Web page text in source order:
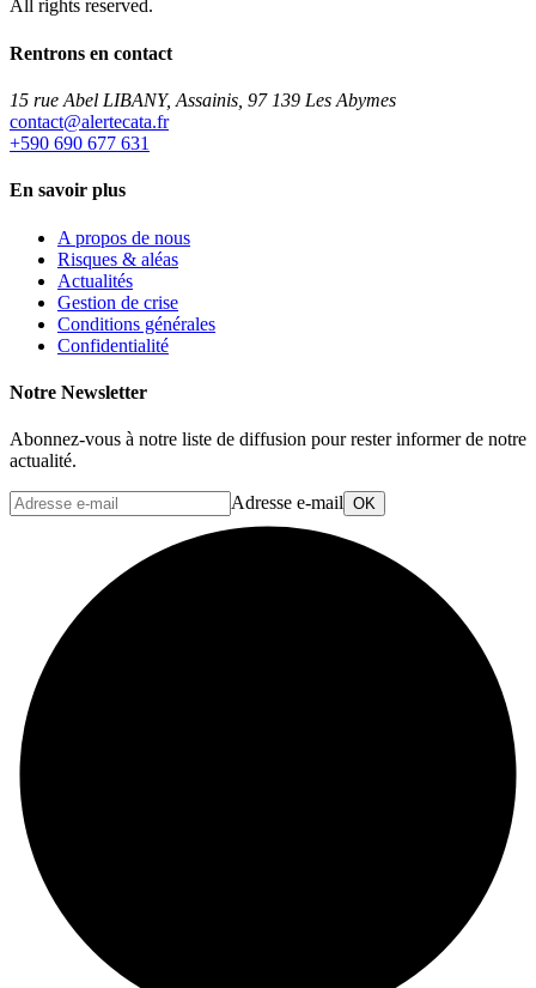
All rights reserved.
Rentrons en contact
15 rue Abel LIBANY, Assainis, 97 139 Les Abymes
rf.atacetrela@tcatnoc
+590 690 677 631
En savoir plus
A propos de nous
Risques & aléas
Actualités
Gestion de crise
Conditions générales
Confidentialité
Notre Newsletter
Abonnez-vous à notre liste de diffusion pour rester informer de notre
actualité.
Adresse e-mail